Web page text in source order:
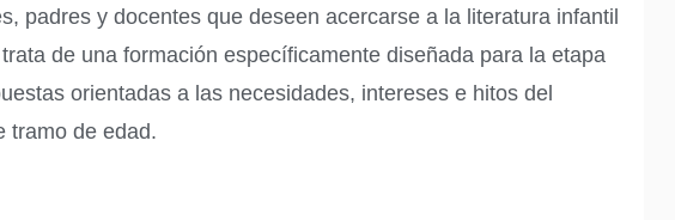
padres y docentes que deseen acercarse a la literatura infantil
de una formación específicamente diseñada para la etapa
orientadas a las necesidades, intereses e hitos del
tramo de edad.